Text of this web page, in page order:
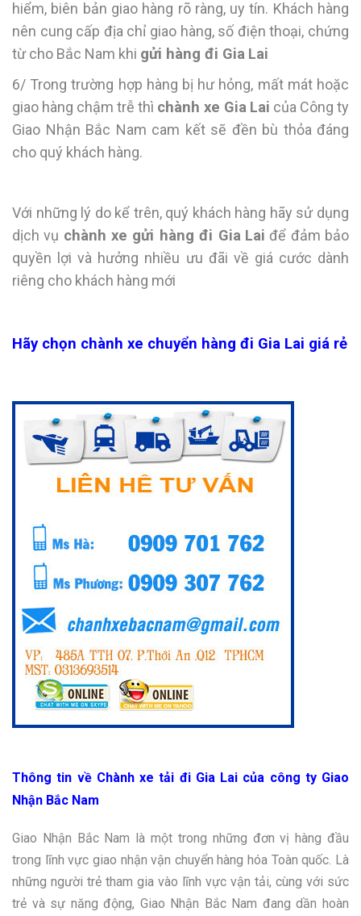
hiểm, biên bản giao hàng rõ ràng, uy tín. Khách hàng
nên cung cấp địa chỉ giao hàng, số điện thoại, chứng
từ cho Bắc Nam khi gửi hàng đi Gia Lai
6/ Trong trường hợp hàng bị hư hỏng, mất mát hoặc
giao hàng chậm trễ thì chành xe Gia Lai của Công ty
Giao Nhận Bắc Nam cam kết sẽ đền bù thỏa đáng
cho quý khách hàng.
Với những lý do kể trên, quý khách hàng hãy sử dụng
dịch vụ chành xe gửi hàng đi Gia Lai để đảm bảo
quyền lợi và hưởng nhiều ưu đãi về giá cước dành
riêng cho khách hàng mới
Hãy chọn chành xe chuyển hàng đi Gia Lai giá rẻ
Thông tin về Chành xe tải đi Gia Lai của công ty Giao
Nhận Bắc Nam
Giao Nhận Bắc Nam là một trong những đơn vị hàng đầu
trong lĩnh vực giao nhận vận chuyển hàng hóa Toàn quốc. Là
những người trẻ tham gia vào lĩnh vực vận tải, cùng với sức
trẻ và sự năng động, Giao Nhận Bắc Nam đang dần hoàn